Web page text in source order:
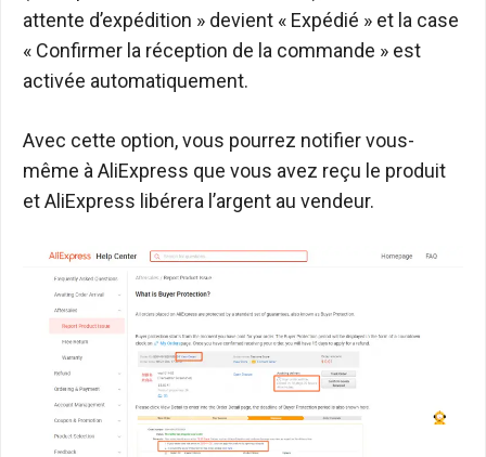
attente d’expédition » devient « Expédié » et la case
« Confirmer la réception de la commande » est
activée automatiquement.
Avec cette option, vous pourrez notifier vous-
même à AliExpress que vous avez reçu le produit
et AliExpress libérera l’argent au vendeur.